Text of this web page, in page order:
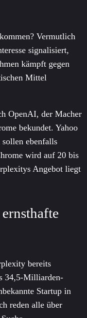
Vermutlich
signalisiert,
kämpft gegen
Mittel
OpenAI, der Macher
bekundet. Yahoo
ebenfalls
wird auf 20 bis
Angebot liegt
bereits
34,5-Milliarden-
Startup in
reden alle über